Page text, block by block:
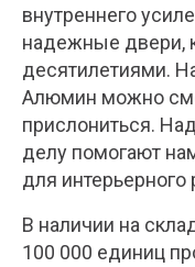
внутреннего
надежные двери,
десятилетиями.
Алюмин можно
прислониться.
делу помогают
для интерьерного
В наличии на
100 000 единиц